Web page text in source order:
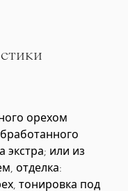
орехом
экстра; или из
отделка:
тонировка под